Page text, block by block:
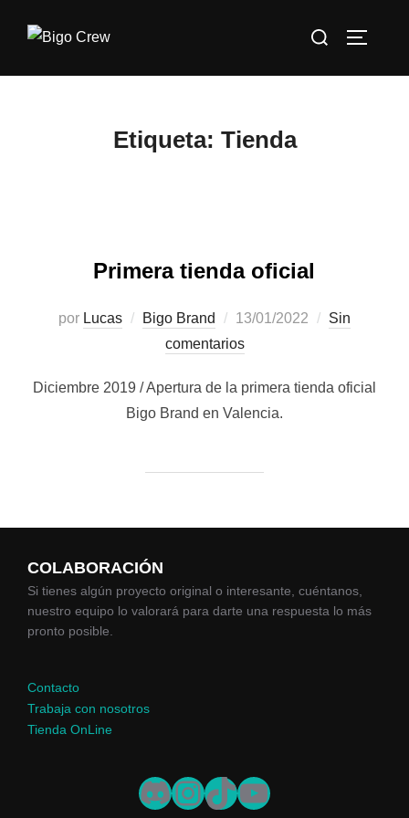
Buscar:
Etiqueta: Tienda
Primera tienda oficial
por Lucas Bigo Brand
Publicado
el
13/01/2022
Sin
comentarios
Diciembre 2019 / Apertura de la primera tienda oficial
Bigo Brand en Valencia.
COLABORACIÓN
Si tienes algún proyecto original o interesante, cuéntanos,
nuestro equipo lo valorará para darte una respuesta lo más
pronto posible.
Contacto
Trabaja con nosotros
Tienda OnLine
Discord
Instagram
TikTok
YouTube